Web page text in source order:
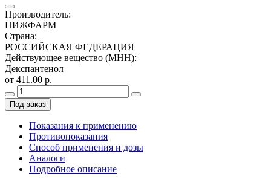
Производитель:
НИЖФАРМ
Страна:
РОССИЙСКАЯ ФЕДЕРАЦИЯ
Действующее вещество (МНН):
Декспантенол
от 411.00 р.
Под заказ
Показания к применению
Противопоказания
Способ применения и дозы
Аналоги
Подробное описание